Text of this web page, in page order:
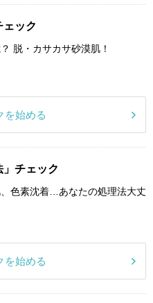
ェック
脱・カサカサ砂漠肌！
を始める
チェック
色素沈着…あなたの処理法大丈
を始める